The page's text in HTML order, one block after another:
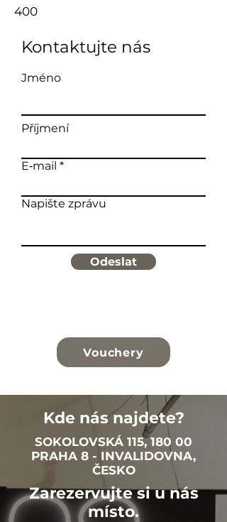
400
Kontaktujte nás
Jméno
Příjmení
E‑mail
Napište zprávu
Odeslat
Vouchery
Kde nás najdete?
SOKOLOVSKÁ 115, 180 00
PRAHA 8 - INVALIDOVNA,
ČESKO
Zarezervujte si u nás
místo.